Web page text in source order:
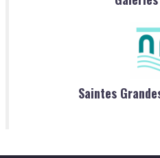
Saintes